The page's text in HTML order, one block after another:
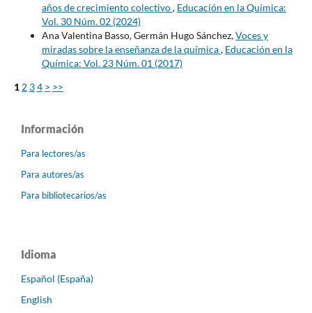
años de crecimiento colectivo, Educación en la Química:
Vol. 30 Núm. 02 (2024)
Ana Valentina Basso, Germán Hugo Sánchez,Voces y
miradas sobre la enseñanza de la química, Educación en la
Química: Vol. 23 Núm. 01 (2017)
1 2 34 > >>
Información
Para lectores/as
Para autores/as
Para bibliotecarios/as
Idioma
Español (España)
English